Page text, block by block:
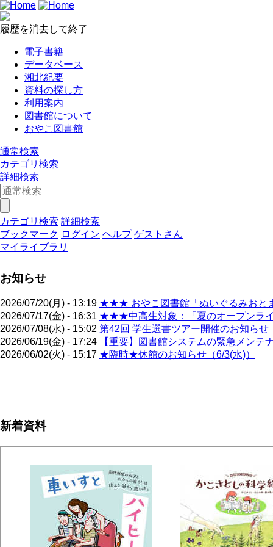
履歴を消去して終了
電子書籍
データベース
湘北紀要
資料の探し方
利用案内
図書館について
おやこ図書館
通常検索
カテゴリ検索
詳細検索
カテゴリ検索 詳細検索
ブックマーク ログイン ヘルプ ゲストさん
マイライブラリ
お知らせ
2026/07/20(月) - 13:19 ★★★ おやこ図書館「ぬいぐるみおと
2026/07/17(金) - 16:31 ★★★中高生対象：「夏のオープンラ
2026/07/08(水) - 15:02 第42回 学生選書ツアー開催のお知らせ
2026/06/19(金) - 17:24
【重要】図書館システムの緊急メンテ
2026/06/02(火) - 15:17 ★臨時★休館のお知らせ（6/3(水)）
送
新着資料